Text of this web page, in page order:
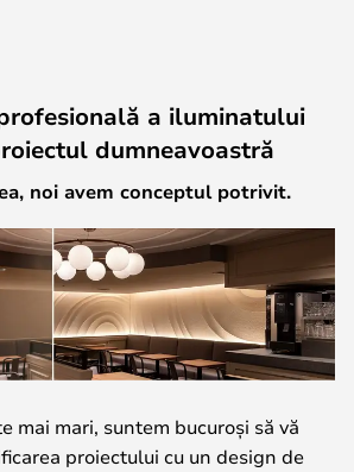
a iluminatului
dumneavoastră
noi avem conceptul potrivit.
mai mari, suntem bucuroși să vă
proiectului cu un design de